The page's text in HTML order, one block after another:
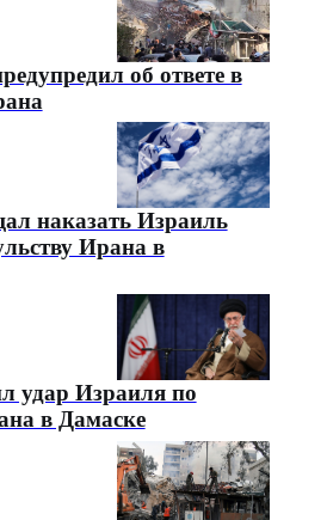
об ответе в
наказать Израиль
Ирана в
удар Израиля по
в Дамаске